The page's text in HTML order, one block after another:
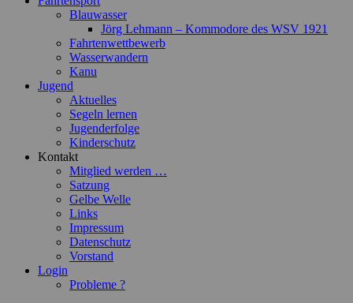
Blauwasser
Jörg Lehmann – Kommodore des WSV 1921
Fahrtenwettbewerb
Wasserwandern
Kanu
Jugend
Aktuelles
Segeln lernen
Jugenderfolge
Kinderschutz
Kontakt
Mitglied werden …
Satzung
Gelbe Welle
Links
Impressum
Datenschutz
Vorstand
Login
Probleme ?